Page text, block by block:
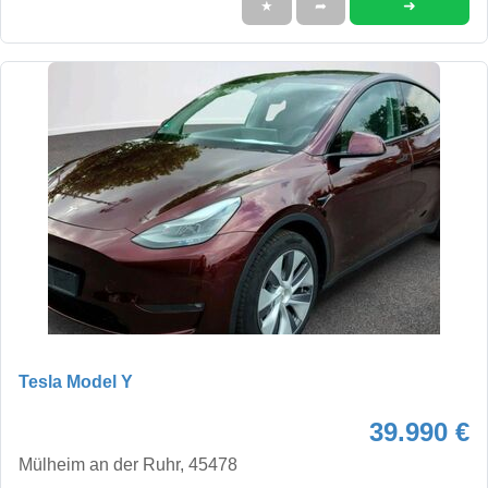
★ ➦ ➜
Tesla Model Y
39.990 €
Mülheim an der Ruhr, 45478